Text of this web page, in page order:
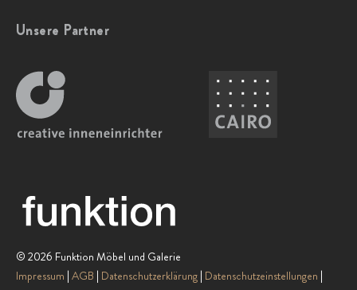
Unsere Partner
© 2026 Funktion Möbel und Galerie
Impressum AGB Datenschutzerklärung Datenschutzeinstellungen